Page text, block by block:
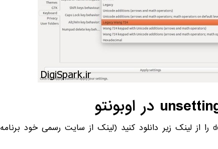
فایل نصب با پسوند deb را از لینک زیر دانلود کنید (لینک از سایت رسمی خود برنامه